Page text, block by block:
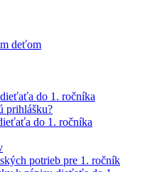
deťom
do 1. ročníka
prihlášku?
do 1. ročníka
potrieb pre 1. ročník